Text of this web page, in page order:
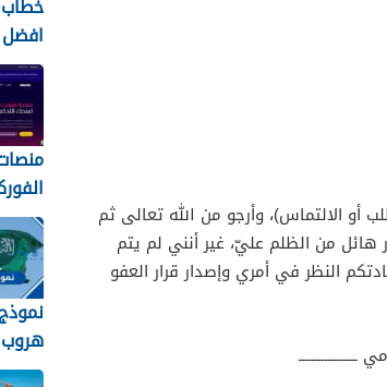
الالتماس)، وأرجو من الله تعالى ثم
من الظلم عليّ، غير أنني لم يتم
النظر في أمري وإصدار قرار العفو
في عام